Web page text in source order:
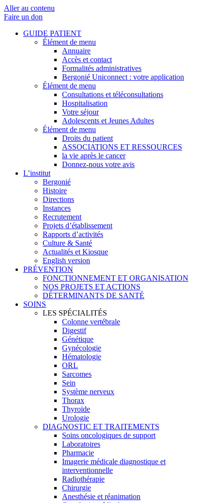
Aller au contenu
Faire un don
GUIDE PATIENT
Élément de menu
Annuaire
Accès et contact
Formalités administratives
Bergonié Uniconnect : votre application
Élément de menu
Consultations et téléconsultations
Hospitalisation
Votre séjour
Adolescents et Jeunes Adultes
Élément de menu
Droits du patient
ASSOCIATIONS ET RESSOURCES
la vie après le cancer
Donnez-nous votre avis
L’institut
Bergonié
Histoire
Directions
Instances
Recrutement
Projets d’établissement
Rapports d’activités
Culture & Santé
Actualités et Kiosque
English version
PRÉVENTION
FONCTIONNEMENT ET ORGANISATION
NOS PROJETS ET ACTIONS
DÉTERMINANTS DE SANTÉ
SOINS
LES SPÉCIALITÉS
Colonne vertébrale
Digestif
Génétique
Gynécologie
Hématologie
ORL
Sarcomes
Sein
Système nerveux
Thorax
Thyroïde
Urologie
DIAGNOSTIC ET TRAITEMENTS
Soins oncologiques de support
Laboratoires
Pharmacie
Imagerie médicale diagnostique et
interventionnelle
Radiothérapie
Chirurgie
Anesthésie et réanimation